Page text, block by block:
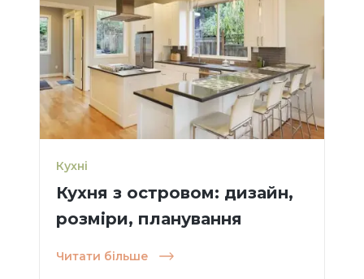
Кухні
Кухня з островом: дизайн,
розміри, планування
Читати більше